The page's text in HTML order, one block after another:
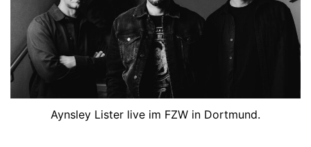
Aynsley Lister live im FZW in Dortmund.